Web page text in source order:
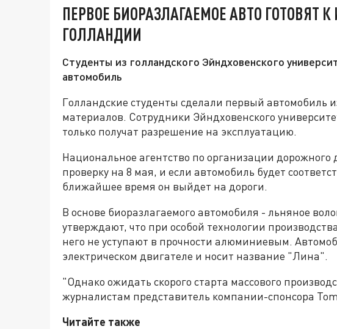
ПЕРВОЕ БИОРАЗЛАГАЕМОЕ АВТО ГОТОВЯТ
ГОЛЛАНДИИ
Студенты из голландского Эйндховенского
автомобиль
Голландские студенты сделали первый автомобиль
материалов. Сотрудники Эйндховенского
только получат разрешение на эксплуатацию.
Национальное агентство по организации
проверку на 8 мая, и если автомобиль будет
ближайшее время он выйдет на дороги.
В основе биоразлагаемого автомобиля - льняное
утверждают, что при особой технологии
него не уступают в прочности алюминиевым.
электрическом двигателе и носит название "Лина".
"Однако ожидать скорого старта массового
журналистам представитель компании-спонсора
Читайте также